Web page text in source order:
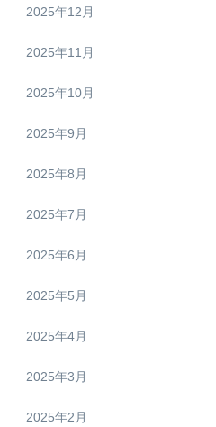
2025年12月
2025年11月
2025年10月
2025年9月
2025年8月
2025年7月
2025年6月
2025年5月
2025年4月
2025年3月
2025年2月